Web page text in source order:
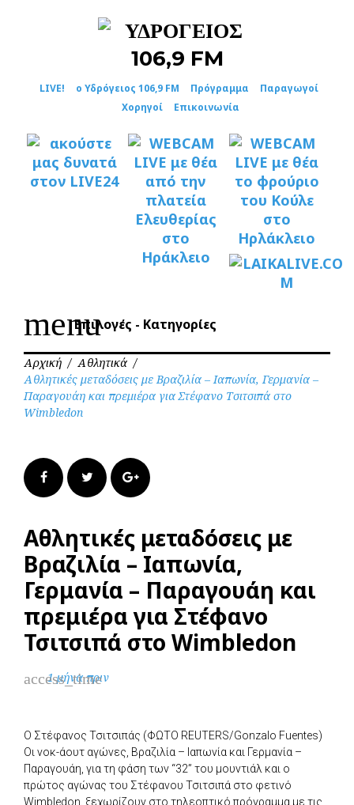
LIVE! ο Υδρόγειος 106,9 FM Πρόγραμμα
Παραγωγοί
Χορηγοί
Επικοινωνία
menuΕπιλογές - Κατηγορίες
Αρχική / Αθλητικά /
Αθλητικές μεταδόσεις με Βραζιλία – Ιαπωνία, Γερμανία –
Παραγουάη και πρεμιέρα για Στέφανο Τσιτσιπά στο
Wimbledon
FacebookTwitter Google+
Αθλητικές μεταδόσεις με
Βραζιλία – Ιαπωνία,
Γερμανία – Παραγουάη και
πρεμιέρα για Στέφανο
Τσιτσιπά στο Wimbledon
access_time
1 μήνα πριν
Ο Στέφανος Τσιτσιπάς (ΦΩΤΟ REUTERS/Gonzalo Fuentes)
Οι νοκ-άουτ αγώνες, Βραζιλία – Ιαπωνία και Γερμανία –
Παραγουάη, για τη φάση των “32” του μουντιάλ και ο
πρώτος αγώνας του Στέφανου Τσιτσιπά στο φετινό
Wimbledon, ξεχωρίζουν στο τηλεοπτικό πρόγραμμα με τις